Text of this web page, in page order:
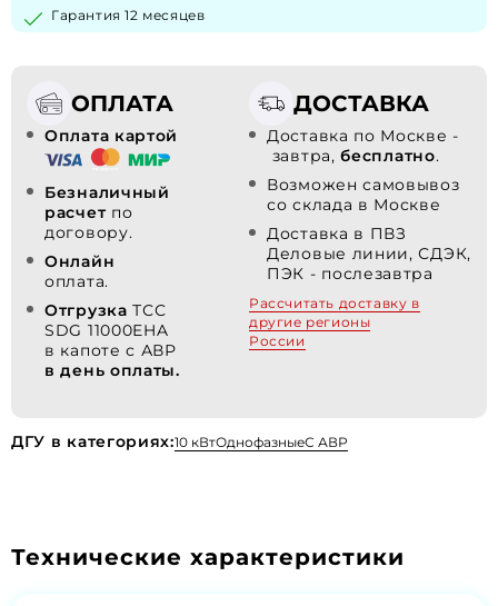
Гарантия 12 месяцев
ОПЛАТА
Оплата картой
Безналичный
расчет по
договору.
Онлайн
оплата.
Отгрузка ТСС
SDG 11000EHA
в капоте с АВР
в день оплаты.
ДОСТАВКА
Доставка по Москве -
завтра,бесплатно.
Возможен самовывоз
со склада в Москве
Доставка в ПВЗ
Деловые линии, СДЭК,
ПЭК - послезавтра
Рассчитать доставку в
другие регионы
России
ДГУ в категориях:10 кВтОднофазныеС АВР
Технические характеристики